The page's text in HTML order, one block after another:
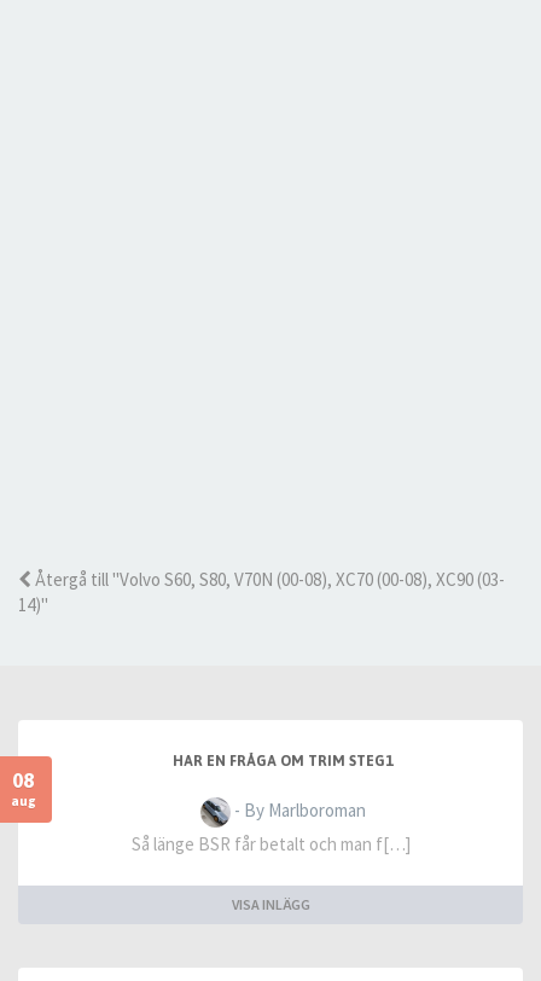
Återgå till "Volvo S60, S80, V70N (00-08), XC70 (00-08), XC90 (03-
14)"
08
aug
HAR EN FRÅGA OM TRIM STEG1
- By Marlboroman
Så länge BSR får betalt och man f[…]
VISA INLÄGG